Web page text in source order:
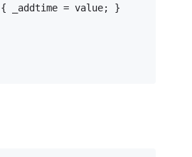
{ _addtime = value; }